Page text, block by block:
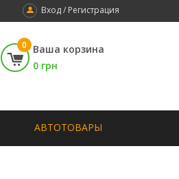
Вход / Регистрация
0
Ваша корзина
0 грн
АВТОТОВАРЫ